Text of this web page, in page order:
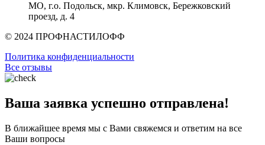
МО, г.о. Подольск, мкр. Климовск, Бережковский
проезд, д. 4
© 2024 ПРОФНАСТИЛОФФ
Политика конфиденциальности
Все отзывы
Ваша заявка успешно отправлена!
В ближайшее время мы с Вами свяжемся и ответим на все
Ваши вопросы